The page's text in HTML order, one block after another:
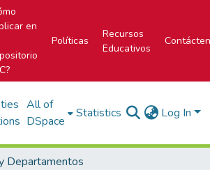
en
Políticas
Recursos
Educativos
All of
DSpace
Statistics Log In
Departamentos